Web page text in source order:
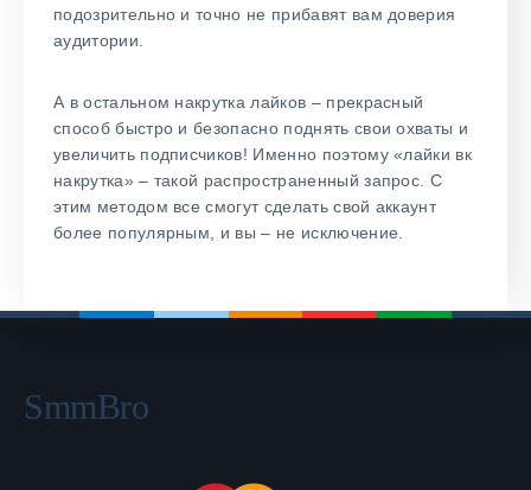
подозрительно и точно не прибавят вам доверия
аудитории.
А в остальном накрутка лайков – прекрасный
способ быстро и безопасно поднять свои охваты и
увеличить подписчиков! Именно поэтому «лайки вк
накрутка» – такой распространенный запрос. С
этим методом все смогут сделать свой аккаунт
более популярным, и вы – не исключение.
SmmBro